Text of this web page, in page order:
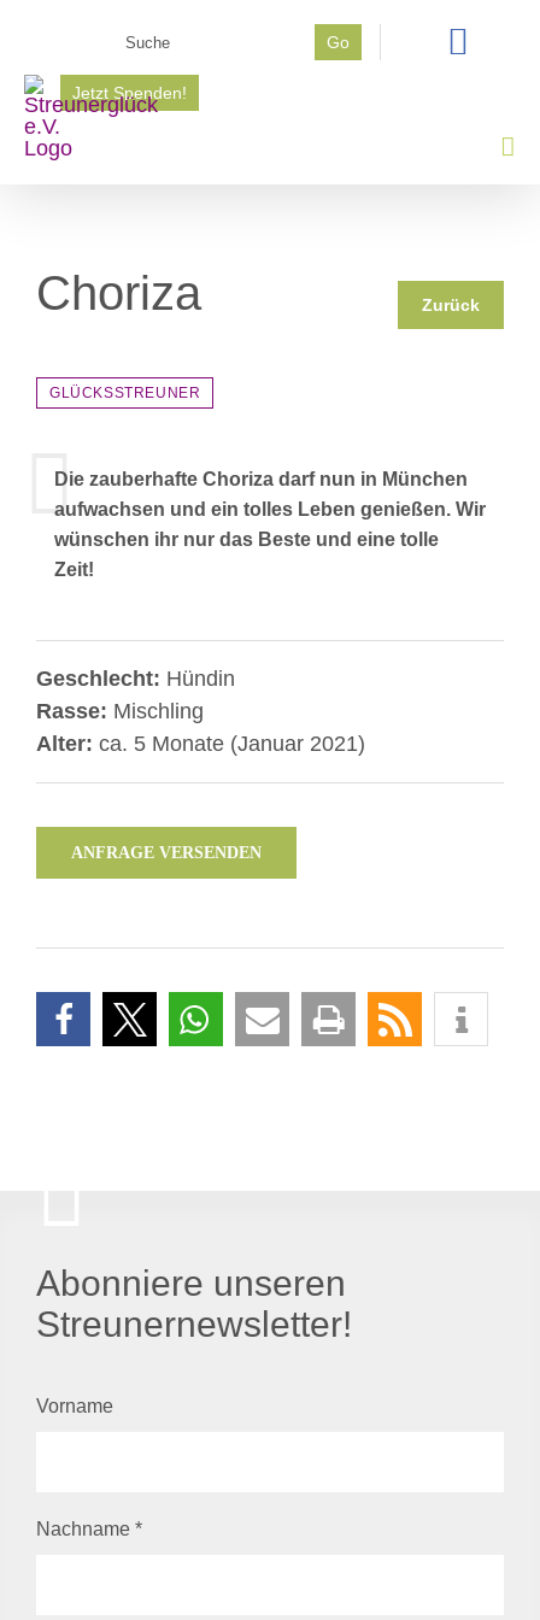
springen
Go
Jetzt Spenden!
Choriza Zurück
GLÜCKSSTREUNER
Die zauberhafte Choriza darf nun in München
aufwachsen und ein tolles Leben genießen. Wir
wünschen ihr nur das Beste und eine tolle
Zeit!
Geschlecht: Hündin
Rasse: Mischling
Alter: ca. 5 Monate (Januar 2021)
ANFRAGE VERSENDEN
Abonniere unseren
Streunernewsletter!
Vorname
Nachname *